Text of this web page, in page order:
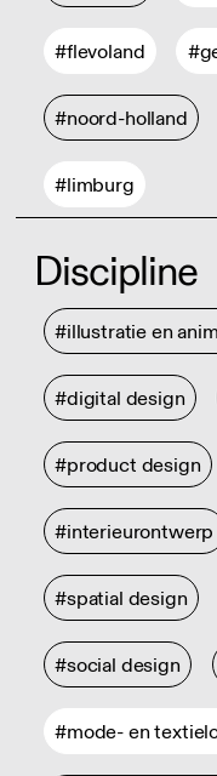
#flevoland
#noord-holland
#limburg
Discipline
#illustratie en
#digital design
#product design
#interieurontwerp
#spatial design
#social design
#mode- en